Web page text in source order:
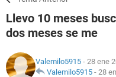
FAMILIA
NUTRICIÓN
Llevo 10 meses
dos meses se me
Valemilo5915 - 28 ene
Valemilo5915 - 28